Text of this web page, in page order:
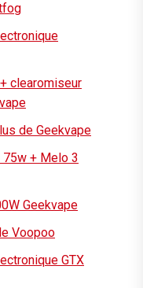
clearomiseur
de Geekvape
+ Melo 3
Geekvape
Voopoo
GTX